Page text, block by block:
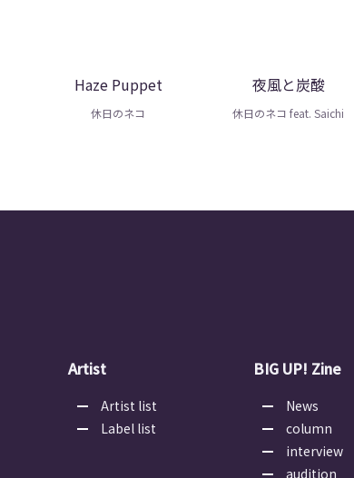
Haze Puppet
休日のネコ
夜風と炭酸
休日のネコ feat. Saichi
Artist
Artist list
Label list
BIG UP! Zine
News
column
interview
audition